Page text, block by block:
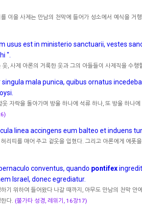
이을 사제는 만남의 천막에 들어가 성소에서 예식을 거
usus est in ministerio sanctuarii, vestes
".
, 사제 아론의 거룩한 옷과 그의 아들들이 사제직을 수행
mala punica, quibus ornatus
자락을 돌아가며 방울 하나에 석류 하나, 또 방울 하나
linea accingens eum balteo et induens
리띠를 매어 주고 겉옷을 입혔다. 그리고 아론에게 에폿
conventus, quando pontifex
Israel, donec egrediatur.
기 위하여 들어왔다 나갈 때까지, 아무도 만남의 천막
다. (불가타 성경, 레위기, 16장17)